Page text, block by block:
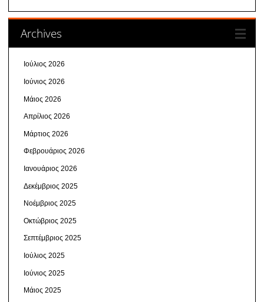
Archives
Ιούλιος 2026
Ιούνιος 2026
Μάιος 2026
Απρίλιος 2026
Μάρτιος 2026
Φεβρουάριος 2026
Ιανουάριος 2026
Δεκέμβριος 2025
Νοέμβριος 2025
Οκτώβριος 2025
Σεπτέμβριος 2025
Ιούλιος 2025
Ιούνιος 2025
Μάιος 2025